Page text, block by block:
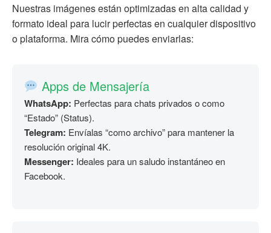
Nuestras imágenes están optimizadas en alta calidad y
formato ideal para lucir perfectas en cualquier dispositivo
o plataforma. Mira cómo puedes enviarlas:
Apps de Mensajería
WhatsApp: Perfectas para chats privados o como
“Estado” (Status).
Telegram: Envíalas “como archivo” para mantener la
resolución original 4K.
Messenger: Ideales para un saludo instantáneo en
Facebook.